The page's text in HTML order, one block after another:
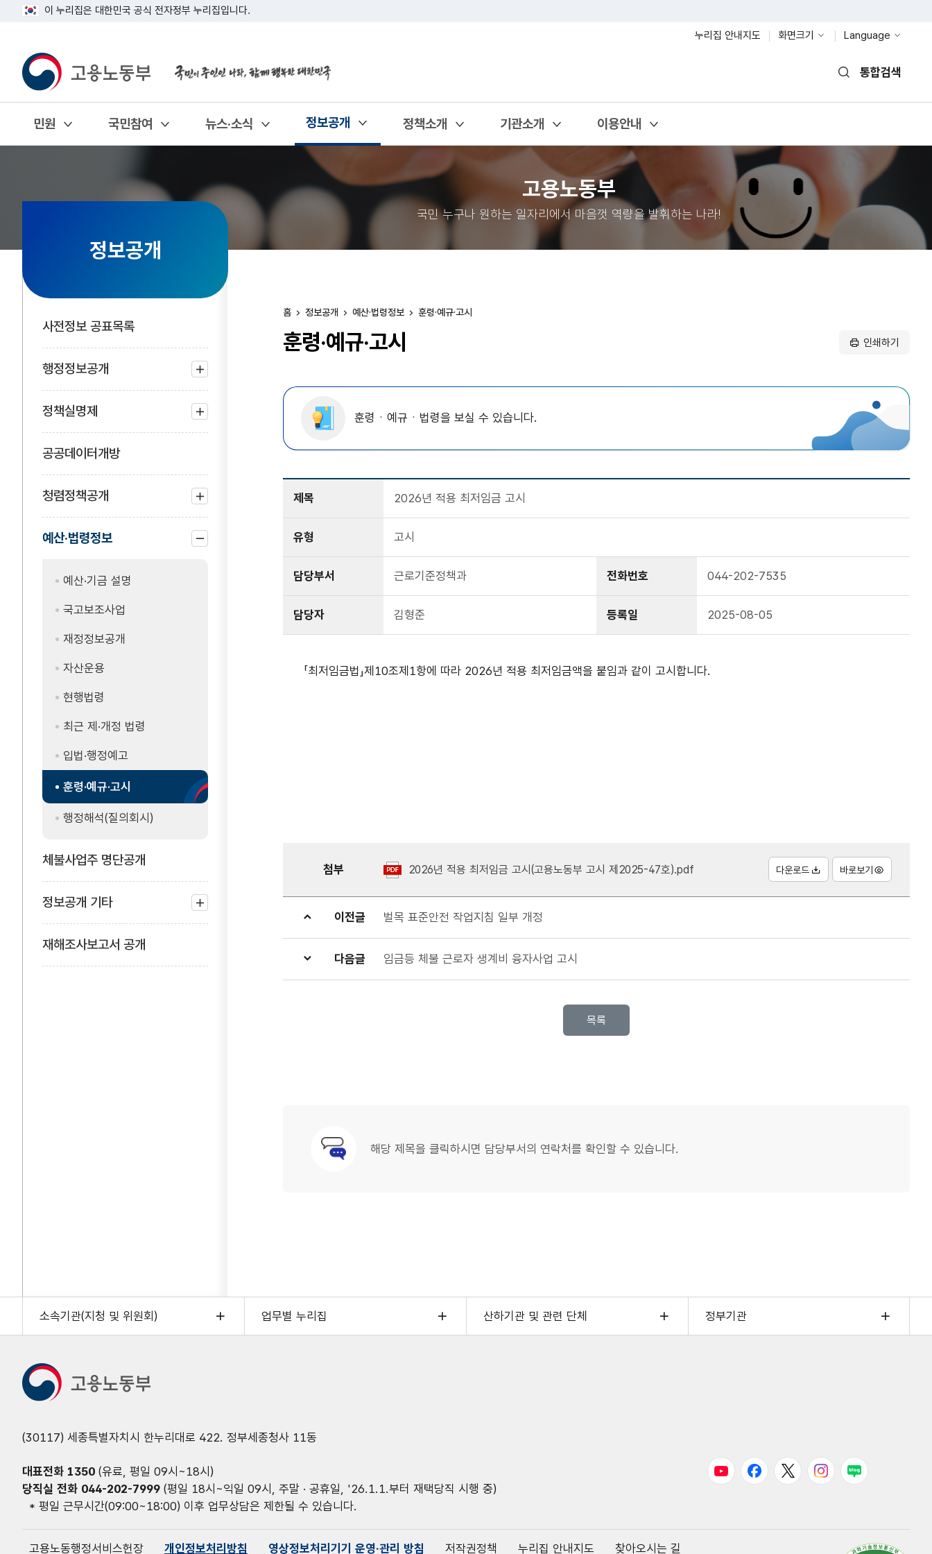
이 누리집은 대한민국 공식 전자정부 누리집입니다.
누리집 안내지도
화면크기 Language
통합검색
민원
열기
국민참여
열기
뉴스·소식
열기
정보공개
열기 정책소개
열기
기관소개
열기
이용안내
열기
고용노동부
국민 누구나 원하는 일자리에서 마음껏 역량을 발휘하는 나라!
정보공개
사전정보 공표목록
행정정보공개
하위
메뉴
열기
정책실명제
하위
메뉴
열기
공공데이터개방
청렴정책공개
하위
메뉴
예산·법령정보
메뉴예산·기금 설명
국고보조사업
재정정보공개
자산운용
현행법령
최근 제·개정 법령
입법·행정예고
훈령·예규·고시
행정해석(질의회시)
체불사업주 명단공개
정보공개 기타
하위
메뉴
열기
재해조사보고서 공개
훈령·예규·고시
홈 정보공개 예산·법령정보 훈령·예규·고시
인쇄하기
훈령ㆍ예규ㆍ법령을 보실 수 있습니다.
제목 2026년 적용 최저임금 고시
유형 고시
담당부서 근로기준정책과 전화번호 044-202-7535
담당자 김형준 등록일 2025-08-05
「최저임금법」제10조제1항에 따라 2026년 적용 최저임금액을 붙임과 같이 고시합니다.
첨부 2026년 적용 최저임금 고시(고용노동부 고시 제2025-47호).pdf 다운로드 바로보기
이전글 벌목 표준안전 작업지침 일부 개정
다음글 임금등 체불 근로자 생계비 융자사업 고시
목록
문의안내
해당 제목을 클릭하시면 담당부서의 연락처를 확인할 수 있습니다.
소속기관(지청 및 위원회) 업무별 누리집 산하기관 및 관련 단체 정부기관
(30117) 세종특별자치시 한누리대로 422. 정부세종청사 11동
대표전화 1350 (유료, 평일 09시~18시)
당직실 전화 044-202-7999 (평일 18시~익일 09시, 주말 · 공휴일, '26.1.1.부터 재택당직 시행 중)
* 평일 근무시간(09:00~18:00) 이후 업무상담은 제한될 수 있습니다.
유튜브 페이스북트위터 인스타그램
블로그
고용노동행정서비스헌장 개인정보처리방침 영상정보처리기기 운영·관리 방침 저작권정책 누리집 안내지도 찾아오시는 길